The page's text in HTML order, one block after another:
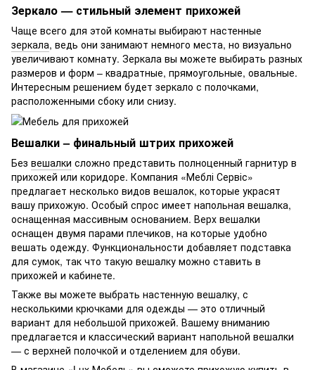
Зеркало — стильный элемент прихожей
Чаще всего для этой комнаты выбирают настенные
зеркала, ведь они занимают немного места, но визуально
увеличивают комнату. Зеркала вы можете выбирать разных
размеров и форм – квадратные, прямоугольные, овальные.
Интересным решением будет зеркало с полочками,
расположенными сбоку или снизу.
Вешалки – финальный штрих прихожей
Без вешалки сложно представить полноценный гарнитур в
прихожей или коридоре. Компания «Меблі Сервіс»
предлагает несколько видов вешалок, которые украсят
вашу прихожую. Особый спрос имеет напольная вешалка,
оснащенная массивным основанием. Верх вешалки
оснащен двумя парами плечиков, на которые удобно
вешать одежду. Функциональности добавляет подставка
для сумок, так что такую вешалку можно ставить в
прихожей и кабинете.
Также вы можете выбрать настенную вешалку, с
несколькими крючками для одежды — это отличный
вариант для небольшой прихожей. Вашему вниманию
предлагается и классический вариант напольной вешалки
— с верхней полочкой и отделением для обуви.